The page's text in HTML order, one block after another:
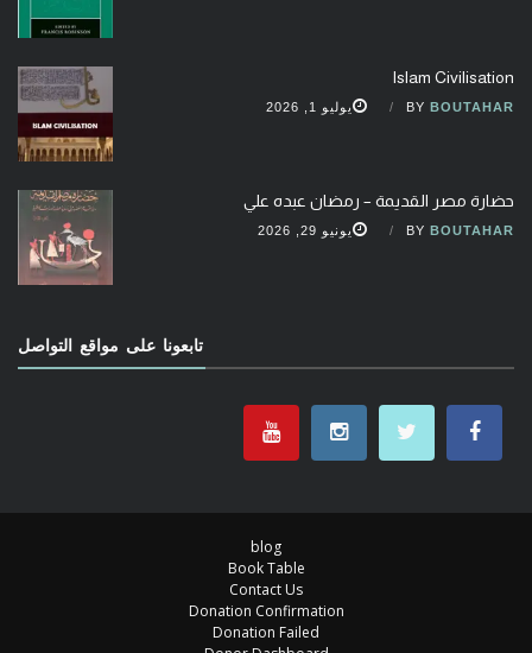
Islam Civilisation
BY BOUTAHAR يوليو 1, 2026
حضارة مصر القديمة – رمضان عبده علي
BY BOUTAHAR يونيو 29, 2026
تابعونا على مواقع التواصل
blog
Book Table
Contact Us
Donation Confirmation
Donation Failed